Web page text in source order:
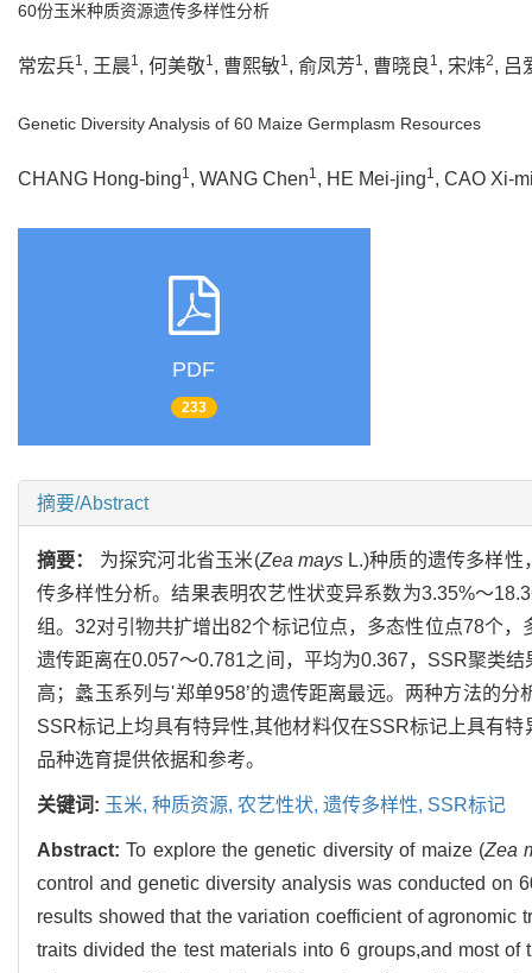
60份玉米种质资源遗传多样性分析
常宏兵1, 王晨1, 何美敬1, 曹熙敏1, 俞凤芳1, 曹晓良 1, 宋炜2, 吕
Genetic Diversity Analysis of 60 Maize Germplasm Resources
CHANG Hong-bing1, WANG Chen1, HE Mei-jing1, CAO Xi-
PDF
233
摘要/Abstract
摘要： 为探究河北省玉米(Zea mays L.)种质的遗传多样
传多样性分析。结果表明农艺性状变异系数为3.35%～
组。32对引物共扩增出82个标记位点，多态性位点78个
遗传距离在0.057～0.781之间，平均为0.367，SSR聚类
高；蠡玉系列与'郑单958’的遗传距离最远。两种方法的
SSR标记上均具有特异性,其他材料仅在SSR标记上具有
品种选育提供依据和参考。
关键词: 玉米, 种质资源, 农艺性状, 遗传多样性, SSR标记
Abstract:To explore the genetic diversity of maize (Zea
control and genetic diversity analysis was conducted on
results showed that the variation coefficient of agronomic
traits divided the test materials into 6 groups,and most